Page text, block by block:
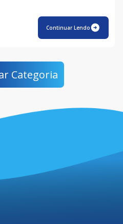
Continuar Lendo
Categoria